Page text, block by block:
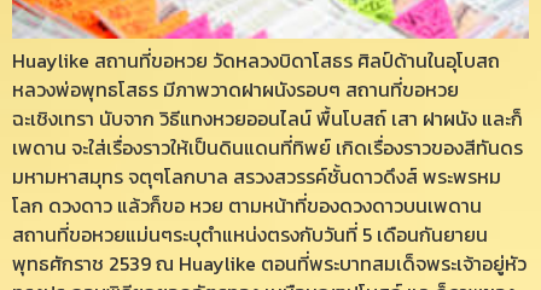
Huaylike สถานที่ขอหวย วัดหลวงบิดาโสธร ศิลป์ด้านในอุโบสถ
หลวงพ่อพุทธโสธร มีภาพวาดฝาผนังรอบๆ สถานที่ขอหวย
ฉะเชิงเทรา นับจาก วิธีแทงหวยออนไลน์ พื้นโบสถ์ เสา ฝาผนัง และก็
เพดาน จะใส่เรื่องราวให้เป็นดินแดนที่ทิพย์ เกิดเรื่องราวของสีทันดร
มหามหาสมุทร จตุๆโลกบาล สรวงสวรรค์ชั้นดาวดึงส์ พระพรหม
โลก ดวงดาว แล้วก็ขอ หวย ตามหน้าที่ของดวงดาวบนเพดาน
สถานที่ขอหวยแม่นๆระบุตำแหน่งตรงกับวันที่ 5 เดือนกันยายน
พุทธศักราช 2539 ณ Huaylike ตอนที่พระบาทสมเด็จพระเจ้าอยู่หัว